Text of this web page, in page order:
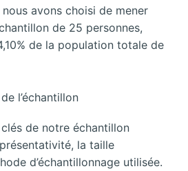
avons choisi de mener
de 25 personnes,
de la population totale de
l’échantillon
de notre échantillon
la taille
d’échantillonnage utilisée.